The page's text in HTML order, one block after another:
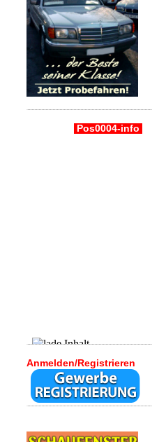
Pos0004-info
Anmelden/Registrieren